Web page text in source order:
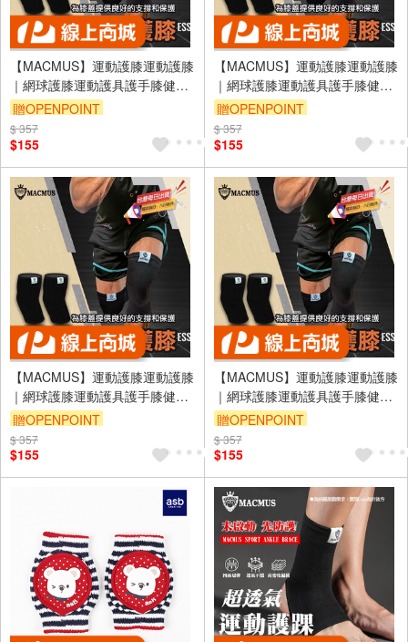
【MACMUS】運動護膝運動護膝
｜網球護膝運動護具護手膝健身
護膝運動護具健身護具重訓護膝
加壓護膝健力護膝臥推護膝(裸包
出貨)
贈OPENPOINT
$ 357
$155
【MACMUS】運動護膝運動護膝
｜網球護膝運動護具護手膝健身
護膝運動護具健身護具重訓護膝
加壓護膝健力護膝臥推護膝(裸包
出貨)
贈OPENPOINT
$ 357
$155
【MACMUS】運動護膝運動護膝
｜網球護膝運動護具護手膝健身
護膝運動護具健身護具重訓護膝
加壓護膝健力護膝臥推護膝(裸包
出貨)
贈OPENPOINT
$ 357
$155
【MACMUS】運動護膝運動護膝
｜網球護膝運動護具護手膝健身
護膝運動護具健身護具重訓護膝
加壓護膝健力護膝臥推護膝(裸包
出貨)
贈OPENPOINT
$ 357
$155